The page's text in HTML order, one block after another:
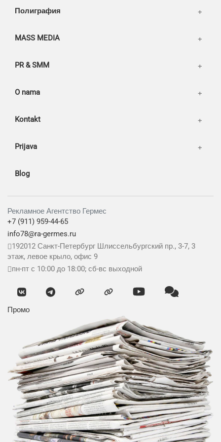
Полиграфия
MASS MEDIA
PR & SMM
O nama
Our works
Kontakt
Prijava
Blog
Рекламное Агентство Гермес
+7 (911) 959-44-65
info78@ra-germes.ru
192012 Санкт-Петербург Шлиссельбургский пр., 3-7, 3
этаж, левое крыло, офис 9
пн-пт с 10:00 до 18:00; сб-вс выходной
Промо